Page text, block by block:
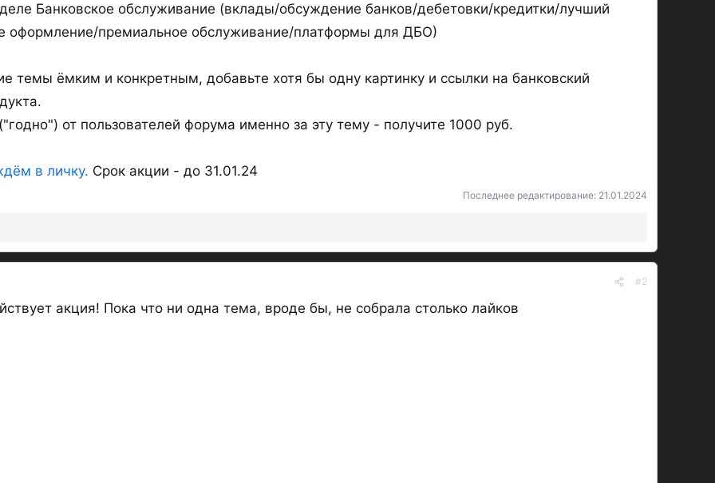
Банковское обслуживание (вклады/обсуждение банков/дебетовки/кредитки/лучший
оформление/премиальное обслуживание/платформы для ДБО)
темы ёмким и конкретным, добавьте хотя бы одну картинку и ссылки на банковский
от пользователей форума именно за эту тему - получите 1000 руб.
в личку. Срок акции - до 31.01.24
Последнее редактирование: 21.01.2024
#2
акция! Пока что ни одна тема, вроде бы, не собрала столько лайков